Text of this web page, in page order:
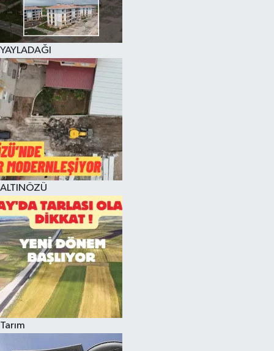
YAYLADAĞI
ALTINÖZÜ
Tarım